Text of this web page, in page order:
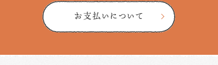
お支払いについて